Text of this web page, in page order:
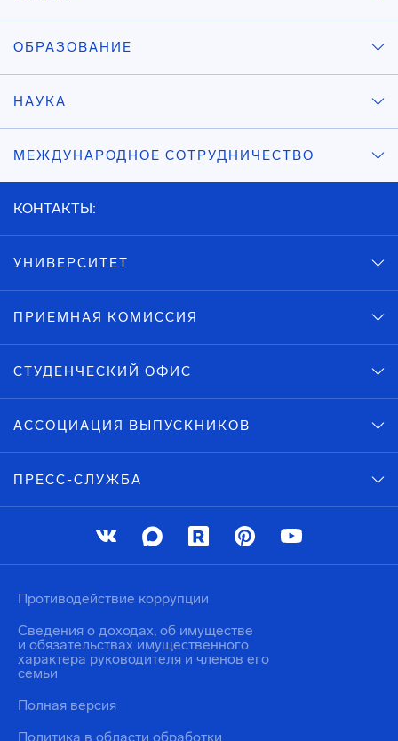
ОБРАЗОВАНИЕ
НАУКА
МЕЖДУНАРОДНОЕ СОТРУДНИЧЕСТВО
КОНТАКТЫ:
УНИВЕРСИТЕТ
ПРИЕМНАЯ КОМИССИЯ
СТУДЕНЧЕСКИЙ ОФИС
АССОЦИАЦИЯ ВЫПУСКНИКОВ
ПРЕСС-СЛУЖБА
Политика в области обработки
Противодействие коррупции
Сведения о доходах, об имуществе
и обязательствах имущественного
характера руководителя и членов его
семьи
Полная версия